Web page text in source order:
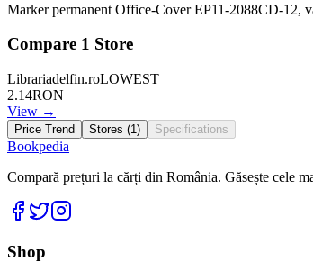
Marker permanent Office-Cover EP11-2088CD-12,
Compare 1 Store
Librariadelfin.roLOWEST
2.14RON
View →
Price Trend Stores (1) Specifications
Bookpedia
Compară prețuri la cărți din România. Găsește cele
Facebook
Twitter
Shop